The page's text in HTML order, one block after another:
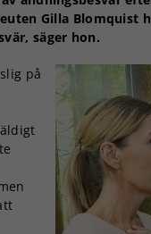
Gilla Blomquist
säger hon.
på